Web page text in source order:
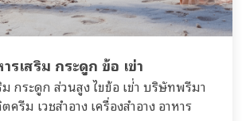
รเสริม กระดูก ข้อ เข่า
กระดูก ส่วนสูง ไขข้อ เข่่า บริษัทพรีมา
รีม เวชสำอาง เครื่องสำอาง อาหาร